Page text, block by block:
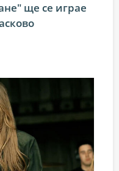
ще се играе